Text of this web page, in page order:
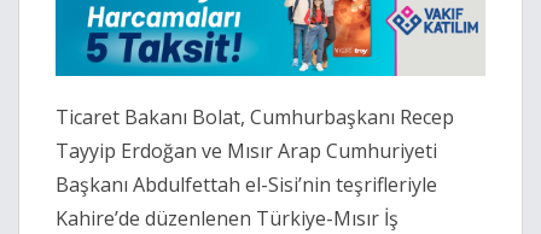
Ticaret Bakanı Bolat, Cumhurbaşkanı Recep
Tayyip Erdoğan ve Mısır Arap Cumhuriyeti
Başkanı Abdulfettah el-Sisi’nin teşrifleriyle
Kahire’de düzenlenen Türkiye-Mısır İş